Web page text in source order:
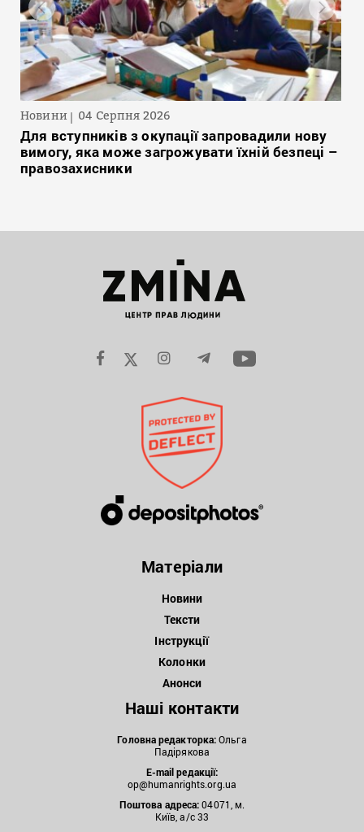
Новини 04 Серпня 2026
Для вступників з окупації запровадили нову
вимогу, яка може загрожувати їхній безпеці –
правозахисники
Матеріали
Новини
Тексти
Інструкції
Колонки
Анонси
Наші контакти
Головна редакторка:Ольга
Падірякова
E-mail редакції:
op@humanrights.org.ua
Поштова адреса:04071, м.
Київ, а/с 33